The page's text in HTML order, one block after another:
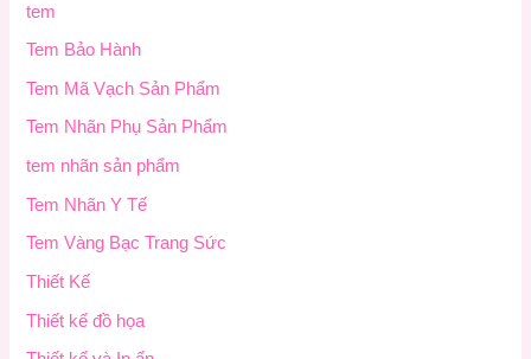
tem
Tem Bảo Hành
Tem Mã Vạch Sản Phẩm
Tem Nhãn Phụ Sản Phẩm
tem nhãn sản phẩm
Tem Nhãn Y Tế
Tem Vàng Bạc Trang Sức
Thiết Kế
Thiết kế đồ họa